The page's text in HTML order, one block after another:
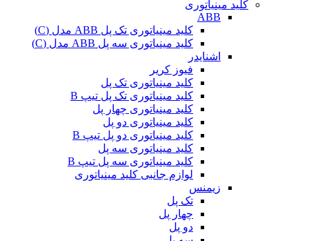
کلید مینیاتوری
ABB
کلید مینیاتوری تک پل ABB مدل (C)
کلید مینیاتوری سه پل ABB مدل (C)
اشنایدر
فیوز کریر
کلید مینیاتوری تک پل
کلید مینیاتوری تک پل تیپ B
کلید مینیاتوری چهار پل
کلید مینیاتوری دو پل
کلید مینیاتوری دو پل تیپ B
کلید مینیاتوری سه پل
کلید مینیاتوری سه پل تیپ B
لوازم جانبی کلید مینیاتوری
زیمنس
تک پل
چهار پل
دو پل